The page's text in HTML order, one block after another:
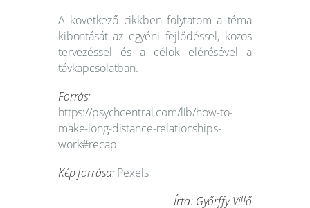
A következő cikkben folytatom a téma
kibontását az egyéni fejlődéssel, közös
tervezéssel és a célok elérésével a
távkapcsolatban.
Forrás:
https://psychcentral.com/lib/how-to-
make-long-distance-relationships-
work#recap
Kép forrása:Pexels
Írta: Győrffy Villő